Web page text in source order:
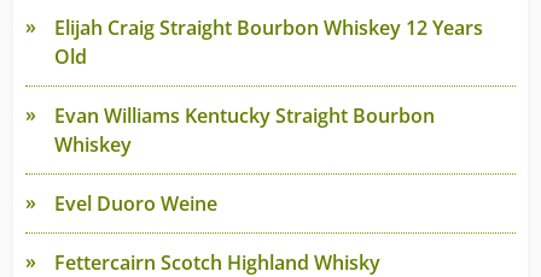
Elijah Craig Straight Bourbon Whiskey 12 Years
Old
Evan Williams Kentucky Straight Bourbon
Whiskey
Evel Duoro Weine
Fettercairn Scotch Highland Whisky